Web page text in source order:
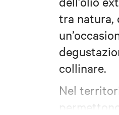
tra natura,
collinare.
Nel